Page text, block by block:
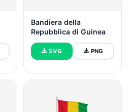
Bandiera della
Repubblica di Guinea
SVG PNG